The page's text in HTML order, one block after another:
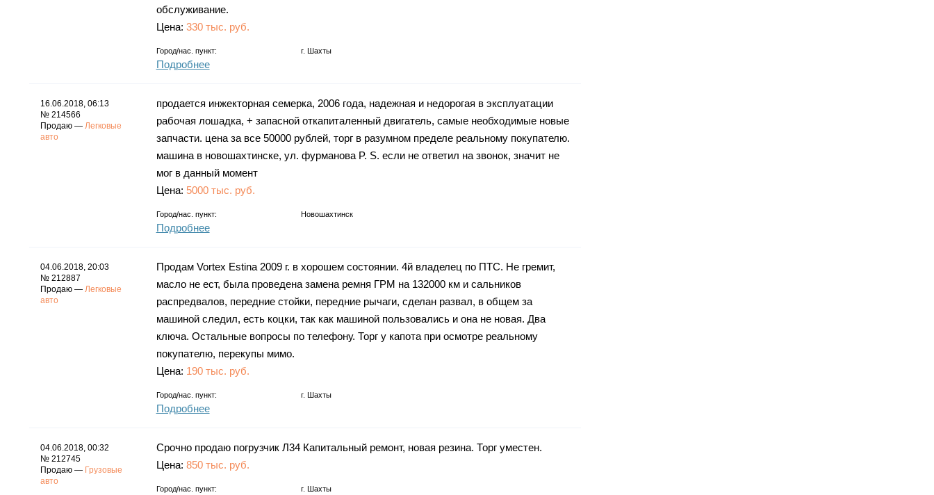
обслуживание.
Цена: 330 тыс. руб.
Город/нас. пункт: г. Шахты
Подробнее
16.06.2018, 06:13
№ 214566
Продаю — Легковые
авто
продается инжекторная семерка, 2006 года, надежная и недорогая в эксплуатации
рабочая лошадка, + запасной откапиталенный двигатель, самые необходимые новые
запчасти. цена за все 50000 рублей, торг в разумном пределе реальному покупателю.
машина в новошахтинске, ул. фурманова P. S. если не ответил на звонок, значит не
мог в данный момент
Цена: 5000 тыс. руб.
Город/нас. пункт: Новошахтинск
Подробнее
04.06.2018, 20:03
№ 212887
Продаю — Легковые
авто
Продам Vortex Estina 2009 г. в хорошем состоянии. 4й владелец по ПТС. Не гремит,
масло не ест, была проведена замена ремня ГРМ на 132000 км и сальников
распредвалов, передние стойки, передние рычаги, сделан развал, в общем за
машиной следил, есть коцки, так как машиной пользовались и она не новая. Два
ключа. Остальные вопросы по телефону. Торг у капота при осмотре реальному
покупателю, перекупы мимо.
Цена: 190 тыс. руб.
Город/нас. пункт: г. Шахты
Подробнее
04.06.2018, 00:32
№ 212745
Продаю — Грузовые
авто
Срочно продаю погрузчик Л34 Капитальный ремонт, новая резина. Торг уместен.
Цена: 850 тыс. руб.
Город/нас. пункт: г. Шахты